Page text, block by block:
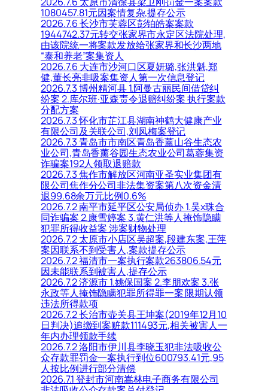
1080457.81元因案情复杂,提存公示
2026.7.6 长沙市芙蓉区彭铂皓案案款
1944742.37元转交张家界市永定区法院处理,
由该院统一将案款发放给张家界和长沙两地
“泰和养老”案集资人
2026.7.6 大连市沙河口区夏妍璐,张洪魁,郑
健,董长亮非吸案集资人第一次信息登记
2026.7.3 博州精河县 1.阿曼古丽民间借贷纠
纷案 2.库尔班·亚森责令退赔纠纷案 执行案款
分配方案
2026.7.3 怀化市芷江县湖南神鹤大健康产业
有限公司及关联公司,刘凤梅案登记
2026.7.3 青岛市市南区青岛香薰山谷生态农
业公司,青岛香薰谷园生态农业公司葛蓉集资
诈骗案192人领取退赔款
2026.7.3 焦作市解放区河南亚圣实业集团有
限公司焦作分公司非法集资案第八次资金清
退99.68余万元比例0.6%
2026.7.2 南平市延平区公安局侦办 1.吴x珠合
同诈骗案 2.康雪婷案 3.黄仁洪等人掩饰隐瞒
犯罪所得收益案 涉案财物处理
2026.7.2 太原市小店区吴超案,段建东案,王萍
案因联系不到受害人,案款提存公示
2026.7.2 福清市一案执行案款263806.54元
因未能联系到被害人,提存公示
2026.7.2 济源市 1.姚保国案 2.李朋欢案 3.张
永政等人掩饰隐瞒犯罪所得罪一案 限期认领
违法所得款项
2026.7.2 长治市壶关县王坤案(2019年12月10
日判决)追缴到案赃款111493元,相关被害人一
年内办理领款手续
2026.7.2 洛阳市伊川县李晓玉犯非法吸收公
众存款罪罚金一案执行到位600793.41元,95
人按比例进行部分清偿
2026.7.1 登封市河南嵩林电子商务有限公司